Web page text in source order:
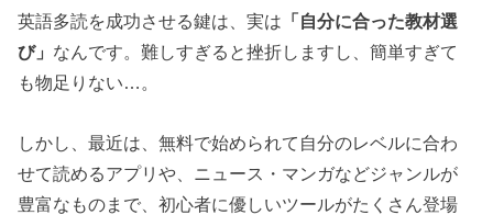
英語多読を成功させる鍵は、実は 「自分に合った教材選
び」 なんです。難しすぎると挫折しますし、簡単すぎて
も物足りない…。
しかし、最近は、無料で始められて自分のレベルに合わ
せて読めるアプリや、ニュース・マンガなどジャンルが
豊富なものまで、初心者に優しいツールがたくさん登場